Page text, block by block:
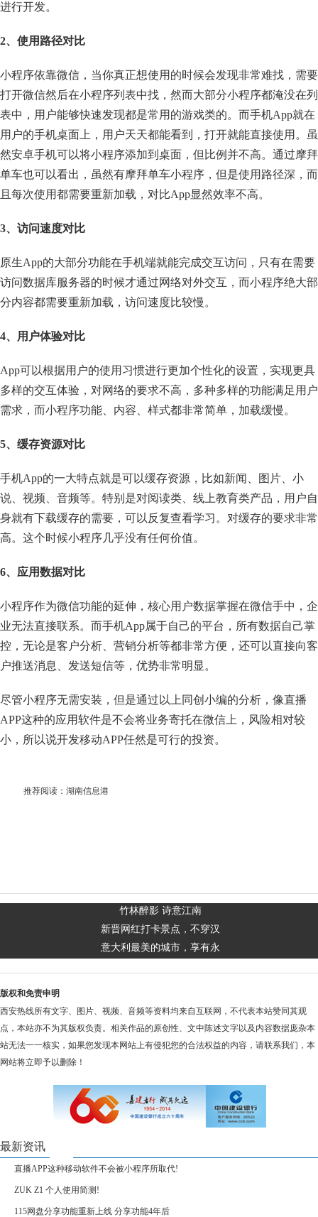
进行开发。
2、使用路径对比
小程序依靠微信，当你真正想使用的时候会发现非常难找，需要
打开微信然后在小程序列表中找，然而大部分小程序都淹没在列
表中，用户能够快速发现都是常用的游戏类的。而手机App就在
用户的手机桌面上，用户天天都能看到，打开就能直接使用。虽
然安卓手机可以将小程序添加到桌面，但比例并不高。通过摩拜
单车也可以看出，虽然有摩拜单车小程序，但是使用路径深，而
且每次使用都需要重新加载，对比App显然效率不高。
3、访问速度对比
原生App的大部分功能在手机端就能完成交互访问，只有在需要
访问数据库服务器的时候才通过网络对外交互，而小程序绝大部
分内容都需要重新加载，访问速度比较慢。
4、用户体验对比
App可以根据用户的使用习惯进行更加个性化的设置，实现更具
多样的交互体验，对网络的要求不高，多种多样的功能满足用户
需求，而小程序功能、内容、样式都非常简单，加载缓慢。
5、缓存资源对比
手机App的一大特点就是可以缓存资源，比如新闻、图片、小
说、视频、音频等。特别是对阅读类、线上教育类产品，用户自
身就有下载缓存的需要，可以反复查看学习。对缓存的要求非常
高。这个时候小程序几乎没有任何价值。
6、应用数据对比
小程序作为微信功能的延伸，核心用户数据掌握在微信手中，企
业无法直接联系。而手机App属于自己的平台，所有数据自己掌
控，无论是客户分析、营销分析等都非常方便，还可以直接向客
户推送消息、发送短信等，优势非常明显。
尽管小程序无需安装，但是通过以上同创小编的分析，像直播
APP这种的应用软件是不会将业务寄托在微信上，风险相对较
小，所以说开发移动APP任然是可行的投资。
推荐阅读： 湖南信息港
竹林醉影 诗意江南
新晋网红打卡景点，不穿汉
意大利最美的城市，享有永
版权和免责申明
西安热线所有文字、图片、视频、音频等资料均来自互联网，不代表本站赞同其观
点，本站亦不为其版权负责。相关作品的原创性、文中陈述文字以及内容数据庞杂本
站无法一一核实，如果您发现本网站上有侵犯您的合法权益的内容，请联系我们，本
网站将立即予以删除！
最新资讯
直播APP这种移动软件不会被小程序所取代!
ZUK Z1 个人使用简测!
115网盘分享功能重新上线 分享功能4年后